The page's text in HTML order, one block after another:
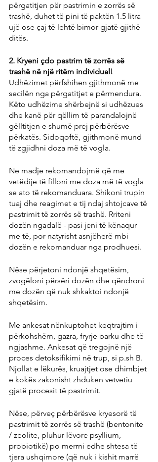
përgatitjen për pastrimin e zorrës së
trashë, duhet të pini të paktën 1.5 litra
ujë ose çaj të lehtë bimor gjatë gjithë
ditës.
2. Kryeni çdo pastrim të zorrës së
trashë në një ritëm individual!
Udhëzimet përfshihen gjithmonë me
secilën nga përgatitjet e përmendura.
Këto udhëzime shërbejnë si udhëzues
dhe kanë për qëllim të parandalojnë
gëlltitjen e shumë prej përbërësve
përkatës. Sidoqoftë, gjithmonë mund
të zgjidhni doza më të vogla.
Ne madje rekomandojmë që me
vetëdije të filloni me doza më të vogla
se ato të rekomanduara. Shikoni trupin
tuaj dhe reagimet e tij ndaj shtojcave të
pastrimit të zorrës së trashë. Rriteni
dozën ngadalë - pasi jeni të kënaqur
me të, por natyrisht asnjëherë mbi
dozën e rekomanduar nga prodhuesi.
Nëse përjetoni ndonjë shqetësim,
zvogëloni përsëri dozën dhe qëndroni
me dozën që nuk shkaktoi ndonjë
shqetësim.
Me ankesat nënkuptohet keqtrajtim i
përkohshëm, gazra, fryrje barku dhe të
ngjashme. Ankesat që tregojnë një
proces detoksifikimi në trup, si p.sh B.
Njollat ​​e lëkurës, kruajtjet ose dhimbjet
e kokës zakonisht zhduken vetvetiu
gjatë procesit të pastrimit.
Nëse, përveç përbërësve kryesorë të
pastrimit të zorrës së trashë (bentonite
/ zeolite, pluhur lëvore psyllium,
probiotikë) po merrni edhe shtesa të
tjera ushqimore (që nuk i kishit marrë